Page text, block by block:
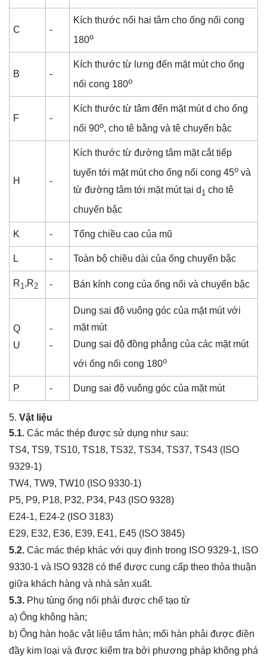
C -
Kích thước nối hai tâm cho ống nối cong
180o
B -
Kích thước từ lưng đến mặt mút cho ống
nối cong 180o
F -
Kích thước từ tâm đến mặt mút d cho ống
nối 90o, cho tê bằng và tê chuyển bậc
H -
Kích thước từ đường tâm mặt cắt tiếp
tuyến tới mặt mút cho ống nối cong 45o và
từ đường tâm tới mặt mút tại d 1 cho tê
chuyển bậc
K - Tổng chiều cao của mũ
L - Toàn bộ chiều dài của ống chuyển bậc
R1,R2 - Bán kính cong của ống nối và chuyển bậc
Q
U
-
-
Dung sai độ vuông góc của mặt mút với
mặt mút
Dung sai độ đồng phẳng của các mặt mút
với ống nối cong 180o
P - Dung sai độ vuông góc của mặt mút
Vật liệu
5.1. Các mác thép được sử dụng như sau:
TS4, TS9, TS10, TS18, TS32, TS34, TS37, TS43 (ISO
9329-1)
TW4, TW9, TW10 (ISO 9330-1)
P5, P9, P18, P32, P34, P43 (ISO 9328)
E24-1, E24-2 (ISO 3183)
E29, E32, E36, E39, E41, E45 (ISO 3845)
5.2. Các mác thép khác với quy định trong ISO 9329-1, ISO
9330-1 và ISO 9328 có thể được cung cấp theo thỏa thuận
giữa khách hàng và nhà sản xuất.
5.3. Phụ tùng ống nối phải được chế tạo từ
a) Ống không hàn;
b) Ống hàn hoặc vật liệu tấm hàn; mối hàn phải được điền
đầy kim loại và được kiểm tra bởi phương pháp không phá